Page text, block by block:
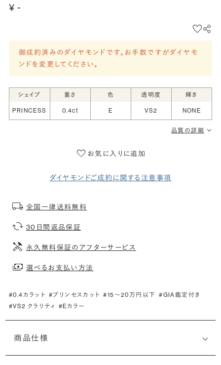
¥ -
御成約済みのダイヤモンドです。お手数ですがダイヤモ
ンドを変更してください。
シェイプ 重さ 色 透明度 輝き
PRINCESS 0.4ct E VS2 NONE
品質の詳細
お気に入りに追加
ダイヤモンドご成約に関する注意事項
全国一律送料無料
30日間返品保証
永久無料保証のアフターサービス
選べるお支払い方法
#0.4カラット #プリンセスカット #15〜20万円以下 #GIA鑑定付き
#VS2 クラリティ #Eカラー
商品仕様